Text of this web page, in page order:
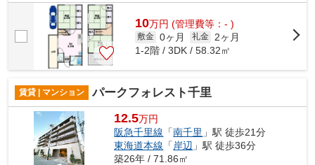
ドでお支払いいただける物件です。摂津...
10万円 (管理費等：- )
敷金 0ヶ月 礼金
2ヶ月
1-2階 / 3DK / 58.32㎡
賃貸 | マンション パークフォレスト千里
12.5万円
阪急千里線 「南千里 」駅 徒歩21分
東海道本線 「 岸辺 」駅 徒歩36分
築26年 / 71.86㎡